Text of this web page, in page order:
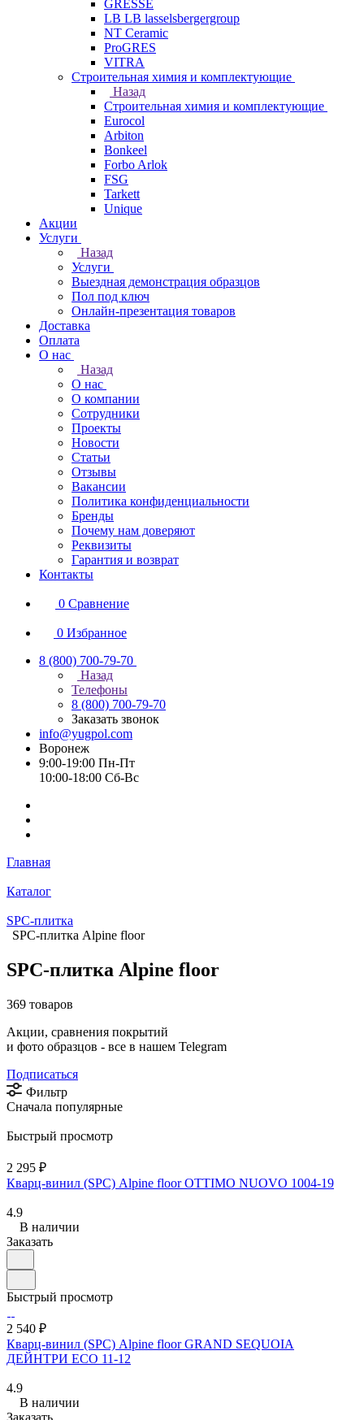
GRESSE
LB LB lasselsbergergroup
NT Ceramic
ProGRES
VITRA
Строительная химия и комплектующие
Назад
Строительная химия и комплектующие
Eurocol
Arbiton
Bonkeel
Forbo Arlok
FSG
Tarkett
Unique
Акции
Услуги
Назад
Услуги
Выездная демонстрация образцов
Пол под ключ
Онлайн-презентация товаров
Доставка
Оплата
О нас
Назад
О нас
О компании
Сотрудники
Проекты
Новости
Статьи
Отзывы
Вакансии
Политика конфиденциальности
Бренды
Почему нам доверяют
Реквизиты
Гарантия и возврат
Контакты
0 Сравнение
0 Избранное
8 (800) 700-79-70
Назад
Телефоны
8 (800) 700-79-70
Заказать звонок
info@yugpol.com
Воронеж
9:00-19:00 Пн-Пт
10:00-18:00 Cб-Вс
Главная
Каталог
SPC-плитка
SPC-плитка Alpine floor
SPC-плитка Alpine floor
369 товаров
Акции, сравнения покрытий
и фото образцов - все в нашем Telegram
Подписаться
Фильтр
Сначала популярные
Быстрый просмотр
2 295 ₽
Кварц-винил (SPC) Alpine floor OTTIMO NUOVO 1004-19
4.9
В наличии
Заказать
Быстрый просмотр
2 540 ₽
Кварц-винил (SPC) Alpine floor GRAND SEQUOIA
ДЕЙНТРИ ECO 11-12
4.9
В наличии
Заказать